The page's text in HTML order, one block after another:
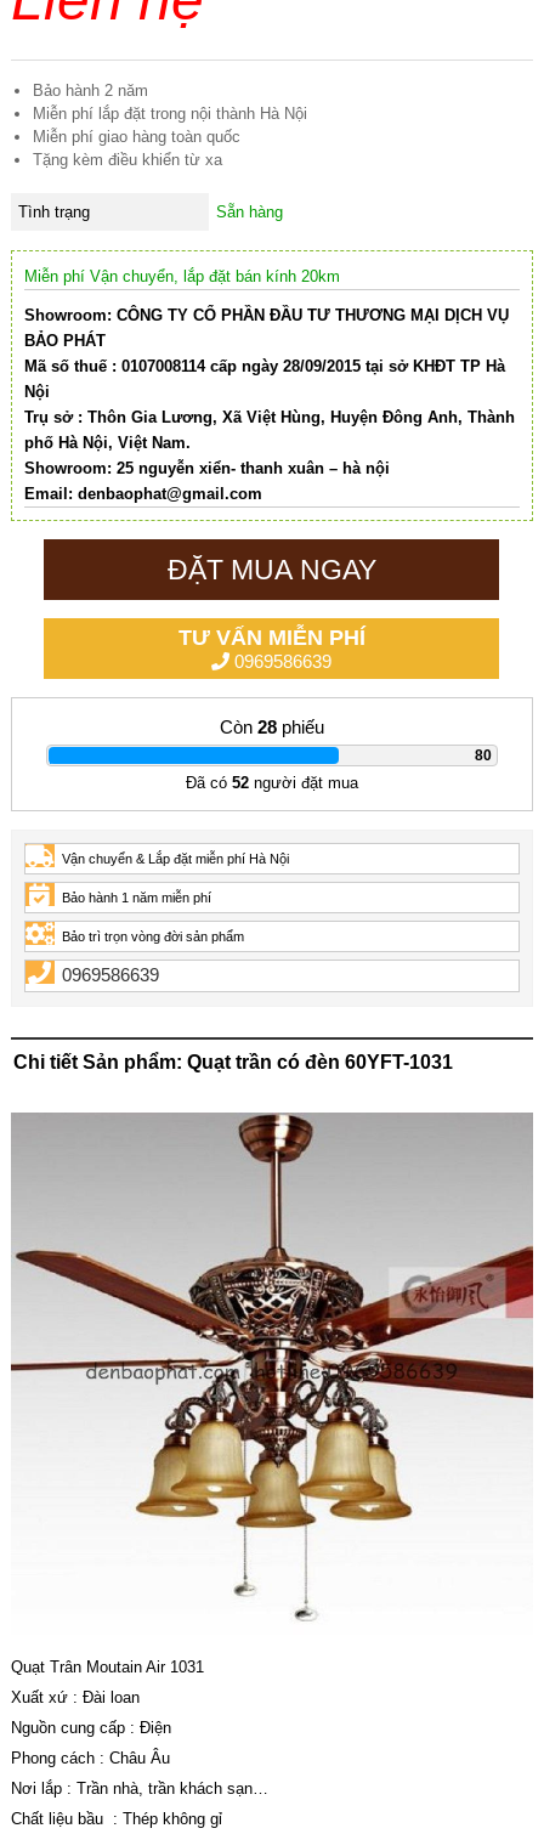
Bảo hành 2 năm
Miễn phí lắp đặt trong nội thành Hà Nội
Miễn phí giao hàng toàn quốc
Tặng kèm điều khiển từ xa
Tình trạng Sẵn hàng
Miễn phí Vận chuyển, lắp đặt bán kính 20km
Showroom: CÔNG TY CỔ PHẦN ĐẦU TƯ THƯƠNG MẠI DỊCH VỤ
BẢO PHÁT
Mã số thuế : 0107008114 cấp ngày 28/09/2015 tại sở KHĐT TP Hà
Nội
Trụ sở : Thôn Gia Lương, Xã Việt Hùng, Huyện Đông Anh, Thành
phố Hà Nội, Việt Nam.
Showroom: 25 nguyễn xiển- thanh xuân – hà nội
Email: denbaophat@gmail.com
ĐẶT MUA NGAY
TƯ VẤN MIỄN PHÍ
0969586639
Còn 28phiếu
80
|
Đã có 52người đặt mua
Vận chuyển & Lắp đặt miễn phí Hà Nội
Bảo hành 1 năm miễn phí
Bảo trì trọn vòng đời sản phẩm
0969586639
Chi tiết Sản phẩm: Quạt trần có đèn 60YFT-1031
Quạt Trân Moutain Air 1031
Xuất xứ : Đài loan
Nguồn cung cấp : Điện
Phong cách : Châu Âu
Nơi lắp : Trần nhà, trần khách sạn…
Chất liệu bầu : Thép không gỉ